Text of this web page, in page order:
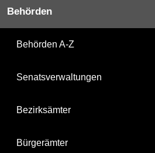
Behörden
Behörden A-Z
Senatsverwaltungen
Bezirksämter
Bürgerämter